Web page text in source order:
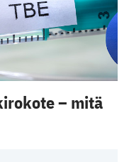
– mitä